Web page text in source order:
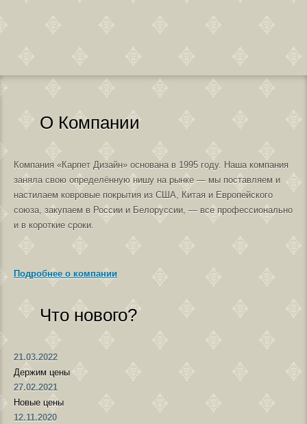
О Компании
Компания «Карпет Дизайн» основана в 1995 году. Наша компания
заняла свою определённую нишу на рынке — мы поставляем и
настилаем ковровые покрытия из США, Китая и Европейского
союза, закупаем в России и Белоруссии, — все профессионально
и в короткие сроки.
Подробнее о компании
Что нового?
21.03.2022
Держим цены
27.02.2021
Новые цены
12.11.2020